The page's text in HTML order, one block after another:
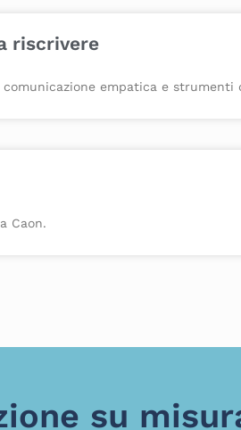
riscrivere
empatica e strumenti
Caon.
su